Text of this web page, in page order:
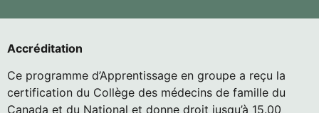
Accréditation
Ce programme d’Apprentissage en groupe a reçu la
certification du Collège des médecins de famille du
Canada et du National et donne droit jusqu’à 15.00